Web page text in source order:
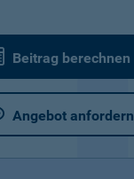
Beitrag berechnen
Angebot anfordern